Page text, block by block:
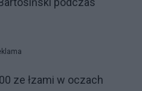
ze łzami w oczach